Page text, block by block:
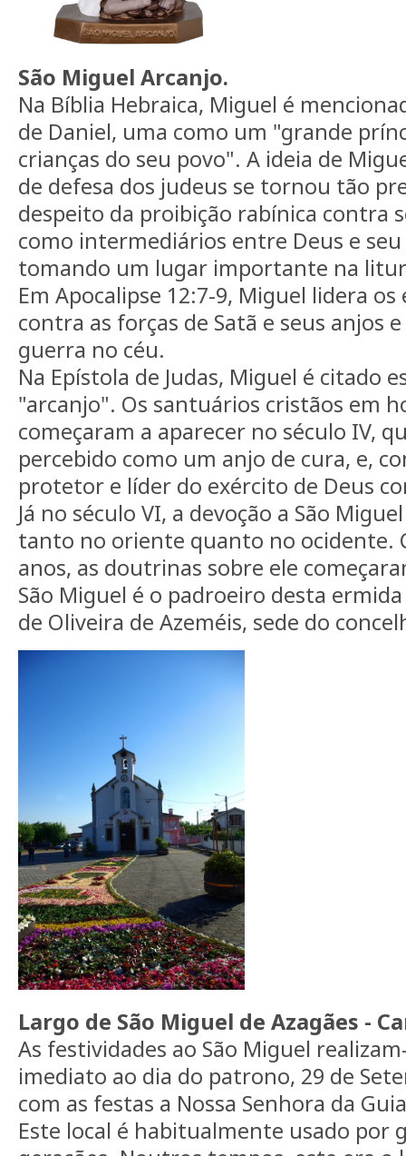
São Miguel Arcanjo.
Na Bíblia Hebraica, Miguel é
de Daniel, uma como um "grande
crianças do seu povo". A ideia de
de defesa dos judeus se tornou tão
despeito da proibição rabínica contra
como intermediários entre Deus e
tomando um lugar importante na
Em Apocalipse 12:7-9, Miguel lidera
contra as forças de Satã e seus anjos
guerra no céu.
Na Epístola de Judas, Miguel é citado
"arcanjo". Os santuários cristãos em
começaram a aparecer no século IV,
percebido como um anjo de cura, e,
protetor e líder do exército de Deus
Já no século VI, a devoção a São
tanto no oriente quanto no ocidente.
anos, as doutrinas sobre ele
São Miguel é o padroeiro desta
de Oliveira de Azeméis, sede do
Largo de São Miguel de Azagães -
As festividades ao São Miguel
imediato ao dia do patrono, 29 de
com as festas a Nossa Senhora da
Este local é habitualmente usado por